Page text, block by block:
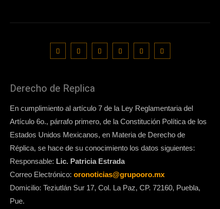
Derecho de Replica
En cumplimiento al artículo 7 de la Ley Reglamentaria del
Artículo 6o., párrafo primero, de la Constitución Política de los
Estados Unidos Mexicanos, en Materia de Derecho de
Réplica, se hace de su conocimiento los datos siguientes:
Responsable: Lic. Patricia Estrada
Correo Electrónico: oronoticias@grupooro.mx
Domicilio: Teziutlán Sur 17, Col. La Paz, CP. 72160, Puebla,
Pue.